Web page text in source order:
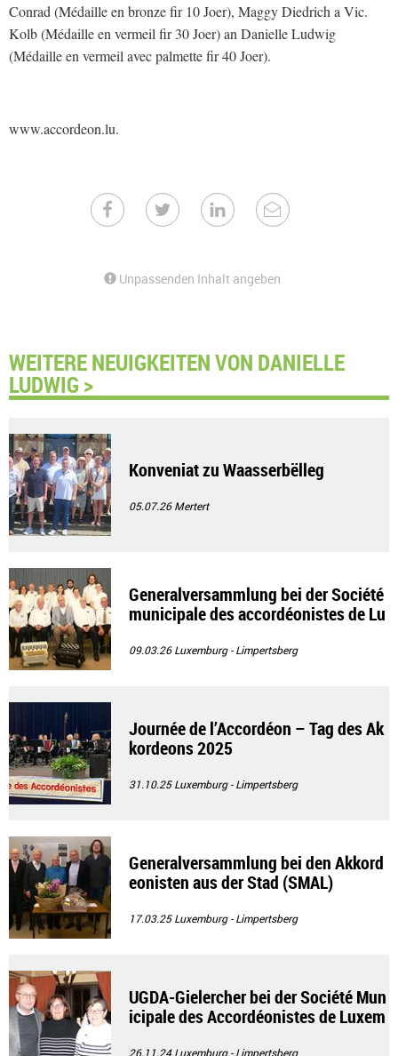
Conrad (Médaille en bronze fir 10 Joer), Maggy Diedrich a Vic.
Kolb (Médaille en vermeil fir 30 Joer) an Danielle Ludwig
(Médaille en vermeil avec palmette fir 40 Joer).
www.accordeon.lu.
Unpassenden Inhalt angeben
WEITERE NEUIGKEITEN VON DANIELLE
LUDWIG >
Konveniat zu Waasserbëlleg
05.07.26Mertert
Generalversammlung bei der Société
municipale des accordéonistes de Lu
09.03.26Luxemburg - Limpertsberg
Journée de l’Accordéon – Tag des Ak
kordeons 2025
31.10.25Luxemburg - Limpertsberg
Generalversammlung bei den Akkord
eonisten aus der Stad (SMAL)
17.03.25Luxemburg - Limpertsberg
UGDA-Gielercher bei der Société Mun
icipale des Accordéonistes de Luxem
26.11.24Luxemburg - Limpertsberg